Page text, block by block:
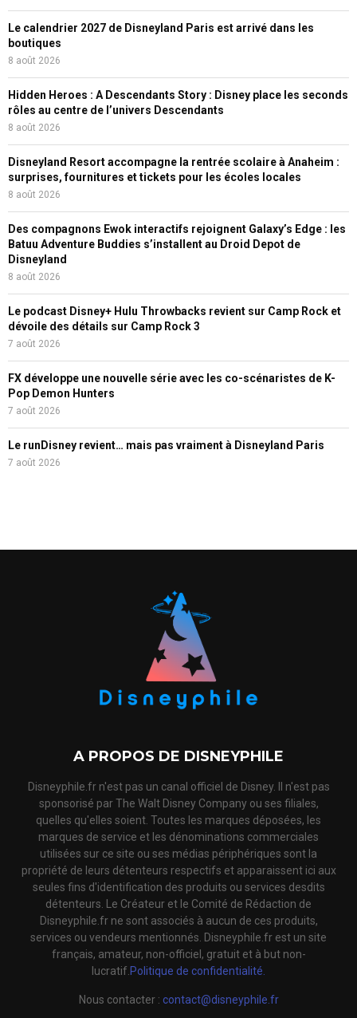
Le calendrier 2027 de Disneyland Paris est arrivé dans les
boutiques
8 août 2026
Hidden Heroes : A Descendants Story : Disney place les seconds
rôles au centre de l’univers Descendants
8 août 2026
Disneyland Resort accompagne la rentrée scolaire à Anaheim :
surprises, fournitures et tickets pour les écoles locales
8 août 2026
Des compagnons Ewok interactifs rejoignent Galaxy’s Edge : les
Batuu Adventure Buddies s’installent au Droid Depot de
Disneyland
8 août 2026
Le podcast Disney+ Hulu Throwbacks revient sur Camp Rock et
dévoile des détails sur Camp Rock 3
7 août 2026
FX développe une nouvelle série avec les co-scénaristes de K-
Pop Demon Hunters
7 août 2026
Le runDisney revient… mais pas vraiment à Disneyland Paris
7 août 2026
A PROPOS DE DISNEYPHILE
Disneyphile.fr n'est pas un canal officiel de Disney. Il n'est pas
sponsorisé par The Walt Disney Company ou ses filiales,
quelles qu'elles soient. Toutes les marques déposées, les
marques de service et les dénominations commerciales
utilisées sur ce site ou ses médias périphériques sont la
propriété de leurs détenteurs respectifs et apparaissent ici aux
seules fins d'identification des produits ou services desdits
détenteurs. Le Créateur et le Comité de Rédaction de
Disneyphile.fr ne sont associés à aucun de ces produits,
services ou vendeurs mentionnés. Disneyphile.fr est un site
français, amateur, non-officiel, gratuit et à but non-
lucratif.Politique de confidentialité.
Nous contacter : contact@disneyphile.fr